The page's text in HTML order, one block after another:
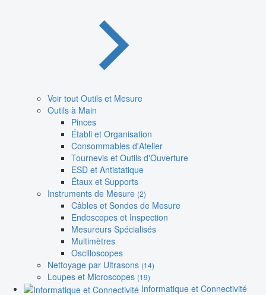
Voir tout Outils et Mesure
Outils à Main
Pinces
Établi et Organisation
Consommables d'Atelier
Tournevis et Outils d'Ouverture
ESD et Antistatique
Étaux et Supports
Instruments de Mesure (2)
Câbles et Sondes de Mesure
Endoscopes et Inspection
Mesureurs Spécialisés
Multimètres
Oscilloscopes
Nettoyage par Ultrasons (14)
Loupes et Microscopes (19)
Informatique et Connectivité